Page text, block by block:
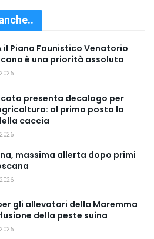
il Piano Faunistico Venatorio
è una priorità assoluta
presenta decalogo per
al primo posto la
caccia
massima allerta dopo primi
gli allevatori della Maremma
della peste suina